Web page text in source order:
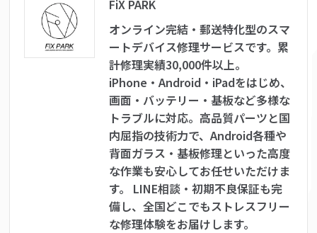
FiX PARK
オンライン完結・郵送特化型のスマ
ートデバイス修理サービスです。累
計修理実績30,000件以上。
iPhone・Android・iPadをはじめ、
画面・バッテリー・基板など多様な
トラブルに対応。高品質パーツと国
内屈指の技術力で、Android各種や
背面ガラス・基板修理といった高度
な作業も安心してお任せいただけま
す。 LINE相談・初期不良保証も完
備し、全国どこでもストレスフリー
な修理体験をお届けします。